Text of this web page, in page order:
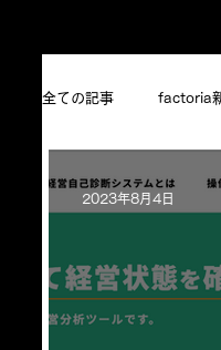
全ての記事 factoria
メンバーインタビュ
起業14年目の私が考
2023年8月4日